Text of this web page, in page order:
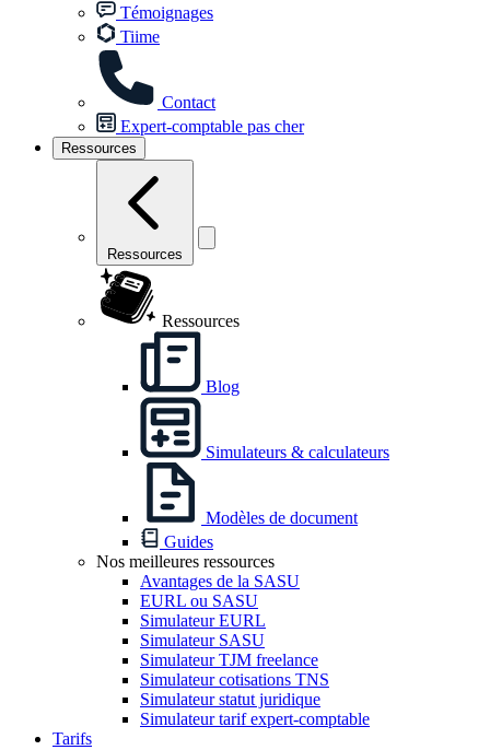
Témoignages
Tiime
Contact
Expert-comptable pas cher
Ressources
Ressources
Ressources
Blog
Simulateurs & calculateurs
Modèles de document
Guides
Nos meilleures ressources
Avantages de la SASU
EURL ou SASU
Simulateur EURL
Simulateur SASU
Simulateur TJM freelance
Simulateur cotisations TNS
Simulateur statut juridique
Simulateur tarif expert-comptable
Tarifs